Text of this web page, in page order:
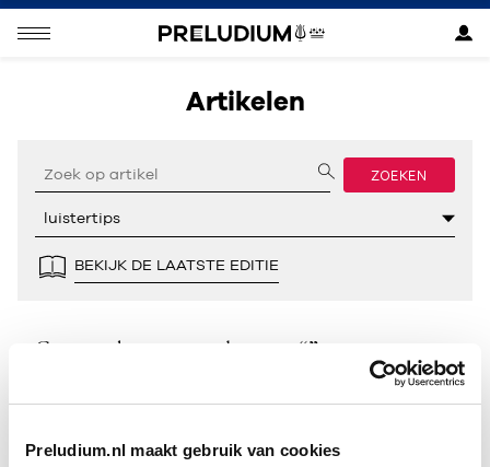
Preludium.nl maakt gebruik van cookies
Artikelen
ZOEKEN
BEKIJK DE LAATSTE EDITIE
Geen resultaten gevonden voor “”.